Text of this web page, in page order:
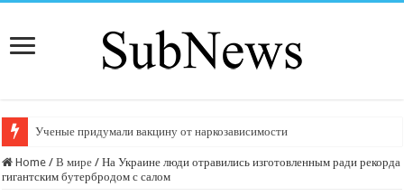
Ученые придумали вакцину от наркозависимости
Home / В мире / На Украине люди отравились изготовленным ради рекорда
гигантским бутербродом с салом